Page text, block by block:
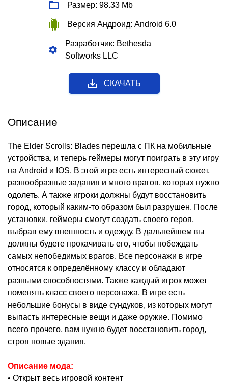
Размер: 98.33 Mb
Версия Андроид: Android 6.0
Разработчик: Bethesda
Softworks LLC
СКАЧАТЬ
Описание
The Elder Scrolls: Blades перешла с ПК на мобильные
устройства, и теперь геймеры могут поиграть в эту игру
на Android и IOS. В этой игре есть интересный сюжет,
разнообразные задания и много врагов, которых нужно
одолеть. А также игроки должны будут восстановить
город, который каким-то образом был разрушен. После
установки, геймеры смогут создать своего героя,
выбрав ему внешность и одежду. В дальнейшем вы
должны будете прокачивать его, чтобы побеждать
самых непобедимых врагов. Все персонажи в игре
относятся к определённому классу и обладают
разными способностями. Также каждый игрок может
поменять класс своего персонажа. В игре есть
небольшие бонусы в виде сундуков, из которых могут
выпасть интересные вещи и даже оружие. Помимо
всего прочего, вам нужно будет восстановить город,
строя новые здания.
Описание мода:
• Открыт весь игровой контент